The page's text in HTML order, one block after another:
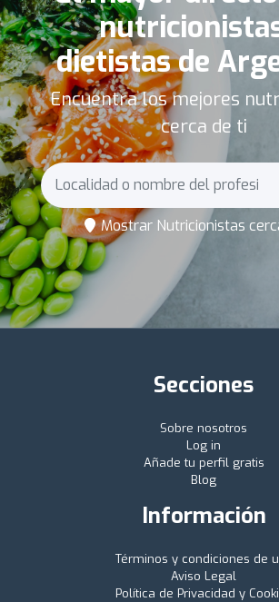
dietistas de
Encuentra los mejores
cerca de ti
Mostrar Nutricionistas
Secciones
Sobre nosotros
Log in
Añade tu perfil gratis
Blog
Información
Términos y condiciones de
Aviso Legal
Política de Privacidad y